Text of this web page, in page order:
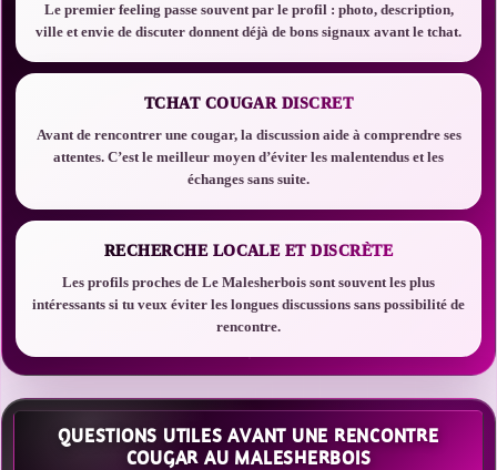
Le premier feeling passe souvent par le profil : photo, description,
ville et envie de discuter donnent déjà de bons signaux avant le tchat.
TCHAT COUGAR DISCRET
Avant de rencontrer une cougar, la discussion aide à comprendre ses
attentes. C’est le meilleur moyen d’éviter les malentendus et les
échanges sans suite.
RECHERCHE LOCALE ET DISCRÈTE
Les profils proches de Le Malesherbois sont souvent les plus
intéressants si tu veux éviter les longues discussions sans possibilité de
rencontre.
QUESTIONS UTILES AVANT UNE RENCONTRE
COUGAR AU MALESHERBOIS